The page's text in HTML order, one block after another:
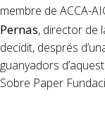
membre de ACCA-
Pernas, director de
decidit, després
guanyadors
Sobre Paper